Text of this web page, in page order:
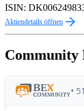
ISIN:
Aktiendetails öffnen
Community